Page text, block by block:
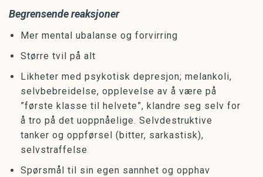
Begrensende reaksjoner
Mer mental ubalanse og forvirring
Større tvil på alt
Likheter med psykotisk depresjon; melankoli,
selvbebreidelse, opplevelse av å være på
”første klasse til helvete”, klandre seg selv for
å tro på det uoppnåelige. Selvdestruktive
tanker og oppførsel (bitter, sarkastisk),
selvstraffelse
Spørsmål til sin egen sannhet og opphav